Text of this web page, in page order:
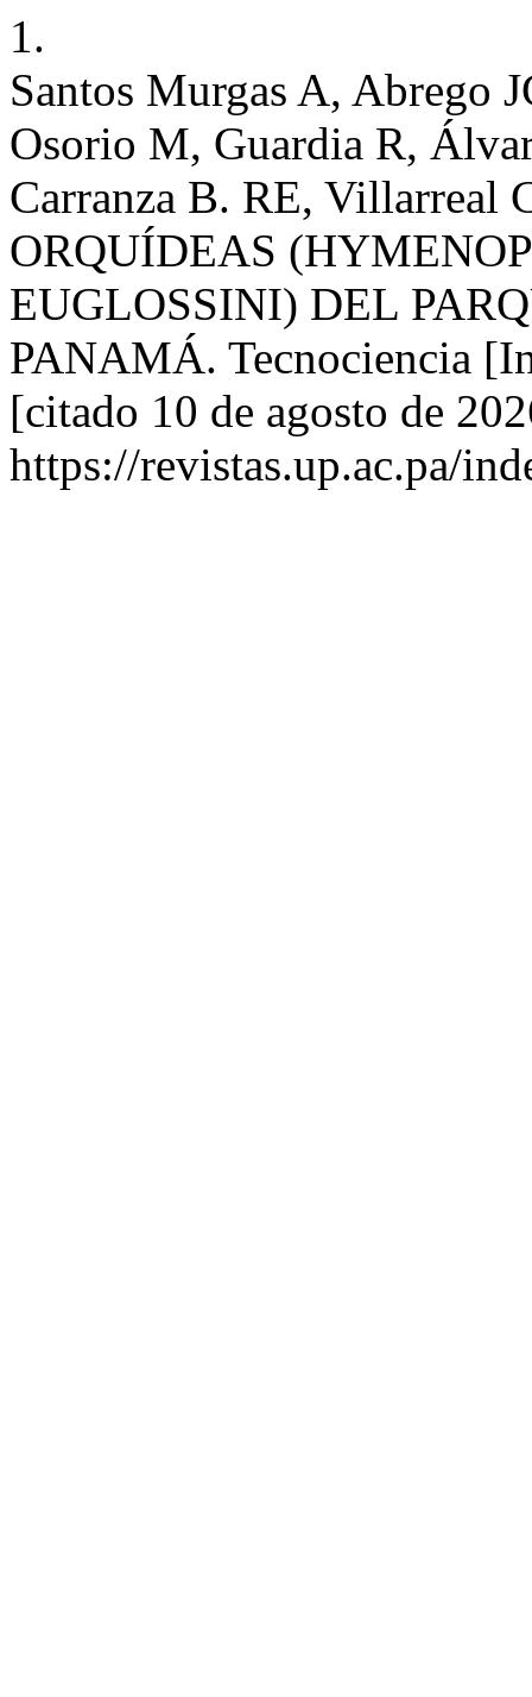
1.
Santos Murgas A, Abrego
Osorio M, Guardia R,
Carranza B. RE, Villarreal
ORQUÍDEAS
EUGLOSSINI) DEL
PANAMÁ. Tecnociencia
[citado 10 de agosto de
https://revistas.up.ac.pa/